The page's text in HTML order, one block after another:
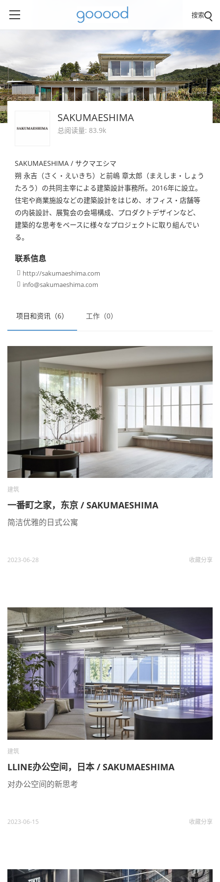
搜索
项目和资讯（6） 工作（0）
建筑
一番町之家，东京 / SAKUMAESHIMA
简洁优雅的日式公寓
2023-06-28 收藏分享
建筑
LLINE办公空间，日本 / SAKUMAESHIMA
对办公空间的新思考
2023-06-15 收藏分享
SAKUMAESHIMA
总阅读量: 83.9k
SAKUMAESHIMA / サクマエシマ
朔 永吉（さく・えいきち）と前嶋 章太郎（まえしま・しょう
たろう）の共同主宰による建築設計事務所。2016年に設立。
住宅や商業施設などの建築設計をはじめ、オフィス・店舗等
の内装設計、展覧会の会場構成、プロダクトデザインなど、
建築的な思考をベースに様々なプロジェクトに取り組んでい
る。
联系信息
 http://sakumaeshima.com
 info@sakumaeshima.com